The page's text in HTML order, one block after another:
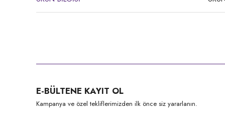
Ürün açıklamasında eksik bilgiler bulunuyor.
Ürün bilgilerinde hatalar bulunuyor.
E-BÜLTENE KAYIT OL
Kampanya ve özel tekliflerimizden ilk önce siz yararlanın.